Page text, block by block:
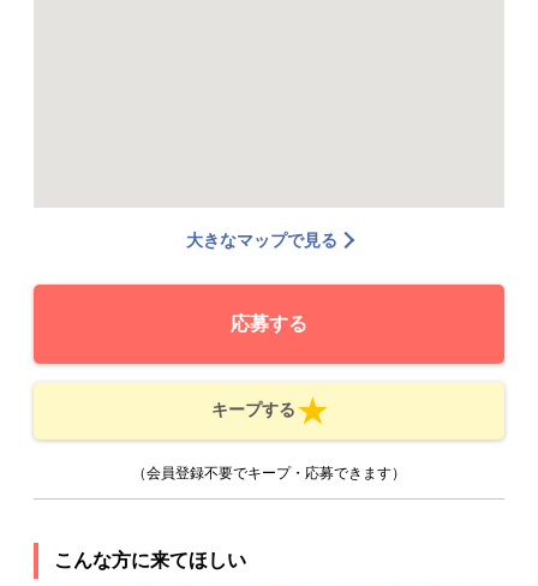
大きなマップで見る
応募する
キープする
（会員登録不要でキープ・応募できます）
こんな方に来てほしい